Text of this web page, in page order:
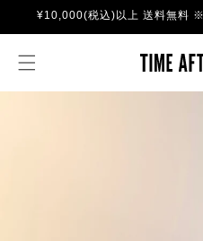
ンツに
進む
¥10,000(税込)以上 送料無料